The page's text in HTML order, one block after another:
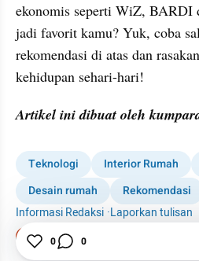
ekonomis seperti WiZ, BARDI
jadi favorit kamu? Yuk, coba
rekomendasi di atas dan
kehidupan sehari-hari!
Artikel ini dibuat oleh
Teknologi Interior Rumah
Desain rumah
Rekomendasi
Informasi Redaksi ·Laporkan tulisan
0 0